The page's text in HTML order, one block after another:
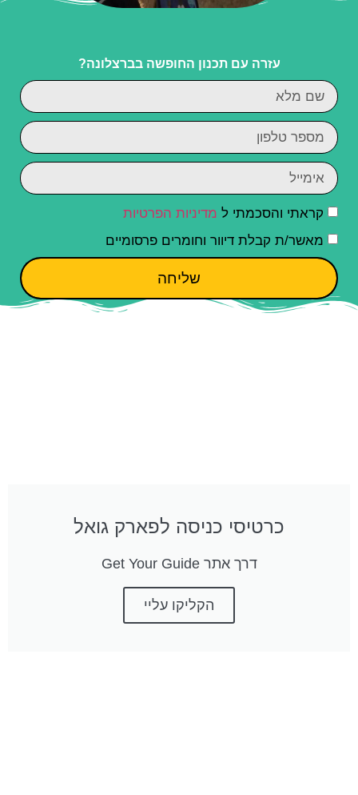
עזרה עם תכנון החופשה בברצלונה?
קראתי והסכמתי ל מדיניות הפרטיות
מאשר/ת קבלת דיוור וחומרים פרסומיים
שליחה
כרטיסי כניסה לפארק גואל
דרך אתר Get Your Guide
הקליקו עליי